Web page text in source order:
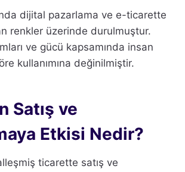
dijital pazarlama ve e-ticarette
renkler üzerinde durulmuştur.
ve gücü kapsamında insan
kullanımına değinilmiştir.
Satış ve
Etkisi Nedir?
ticarette satış ve